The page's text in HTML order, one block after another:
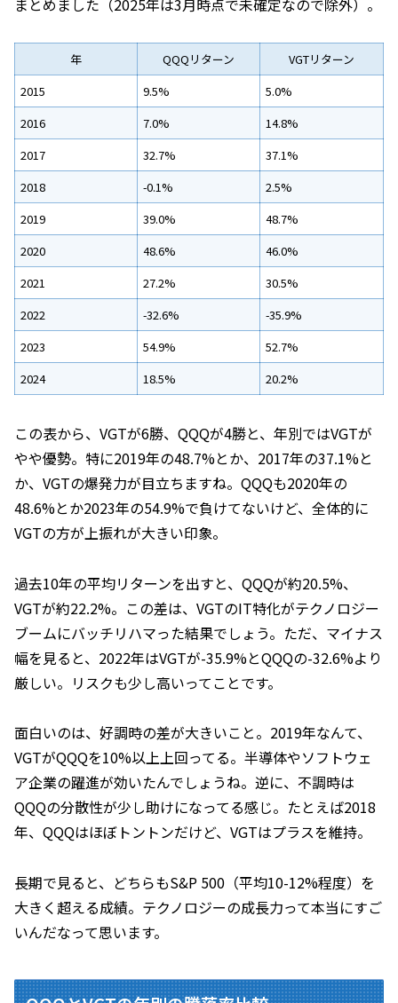
まとめました（2025年は3月時点で未確定なので除外）。
年 QQQリターン
VGTリターン
2015
9.5%
5.0%
2016
7.0%
14.8%
2017
32.7%
37.1%
2018
-0.1%
2.5%
2019
39.0%
48.7%
2020
48.6%
46.0%
2021
27.2%
30.5%
2022
-32.6%
-35.9%
2023
54.9%
52.7%
2024
18.5% 20.2%
この表から、VGTが6勝、QQQが4勝と、年別ではVGTが
やや優勢。特に2019年の48.7%とか、2017年の37.1%と
か、VGTの爆発力が目立ちますね。QQQも2020年の
48.6%とか2023年の54.9%で負けてないけど、全体的に
VGTの方が上振れが大きい印象。
過去10年の平均リターンを出すと、QQQが約20.5%、
VGTが約22.2%。この差は、VGTのIT特化がテクノロジー
ブームにバッチリハマった結果でしょう。ただ、マイナス
幅を見ると、2022年はVGTが-35.9%とQQQの-32.6%より
厳しい。リスクも少し高いってことです。
面白いのは、好調時の差が大きいこと。2019年なんて、
VGTがQQQを10%以上上回ってる。半導体やソフトウェ
ア企業の躍進が効いたんでしょうね。逆に、不調時は
QQQの分散性が少し助けになってる感じ。たとえば2018
年、QQQはほぼトントンだけど、VGTはプラスを維持。
長期で見ると、どちらもS&P 500（平均10-12%程度）を
大きく超える成績。テクノロジーの成長力って本当にすご
いんだなって思います。